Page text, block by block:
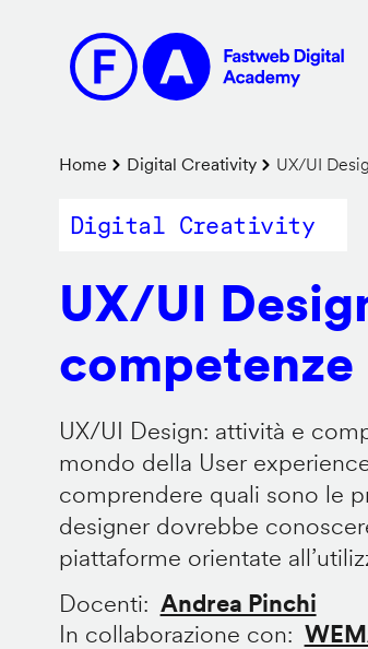
contenuto
principale
Briciole
di
Home Digital Creativity UX/UI
Digital Creativity
UX/UI
competenze
UX/UI Design: attività e
mondo della User
comprendere quali sono le
designer dovrebbe
piattaforme orientate
Docenti
Andrea Pinchi
In collaborazione con